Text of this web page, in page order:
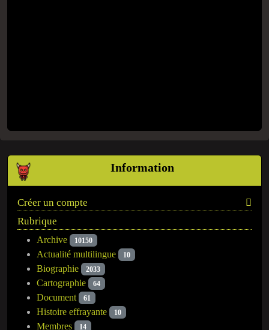
Information
Créer un compte
Rubrique
Archive 10150
Actualité multilingue 10
Biographie 2033
Cartographie 64
Document 61
Histoire effrayante 10
Membres 14